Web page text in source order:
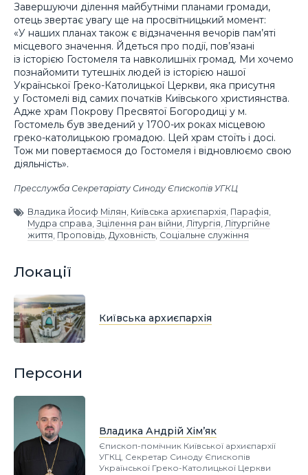
Завершуючи ділення майбутніми планами громади,
отець звертає увагу ще на просвітницький момент:
«У наших планах також є відзначення вечорів пам’яті
місцевого значення. Йдеться про події, пов’язані
із історією Гостомеля та навколишніх громад. Ми хочемо
познайомити тутешніх людей із історією нашої
Української Греко-Католицької Церкви, яка присутня
у Гостомелі від самих початків Київського християнства.
Адже храм Покрову Пресвятої Богородиці у м.
Гостомель був зведений у 1700-их роках місцевою
греко-католицькою громадою. Цей храм стоїть і досі.
Тож ми повертаємося до Гостомеля і відновлюємо свою
діяльність».
Пресслужба Секретаріату Синоду Єпископів УГКЦ
Владика Йосиф Мілян, Київська архиєпархія, Парафія,
Мудра справа, Зцілення ран війни, Літургія, Літургійне
життя, Проповідь, Духовність, Соціальне служіння
Локації
Київська архиєпархія
Персони
Владика Андрій Хім’як
Єпископ-помічник Київської архиєпархії
УГКЦ, Секретар Синоду Єпископів
Української Греко-Католицької Церкви